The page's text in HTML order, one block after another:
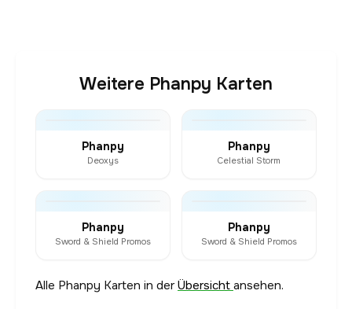
Weitere Phanpy Karten
Phanpy
Deoxys
Phanpy
Celestial Storm
Phanpy
Sword & Shield Promos
Phanpy
Sword & Shield Promos
Alle Phanpy Karten in derÜbersicht ansehen.